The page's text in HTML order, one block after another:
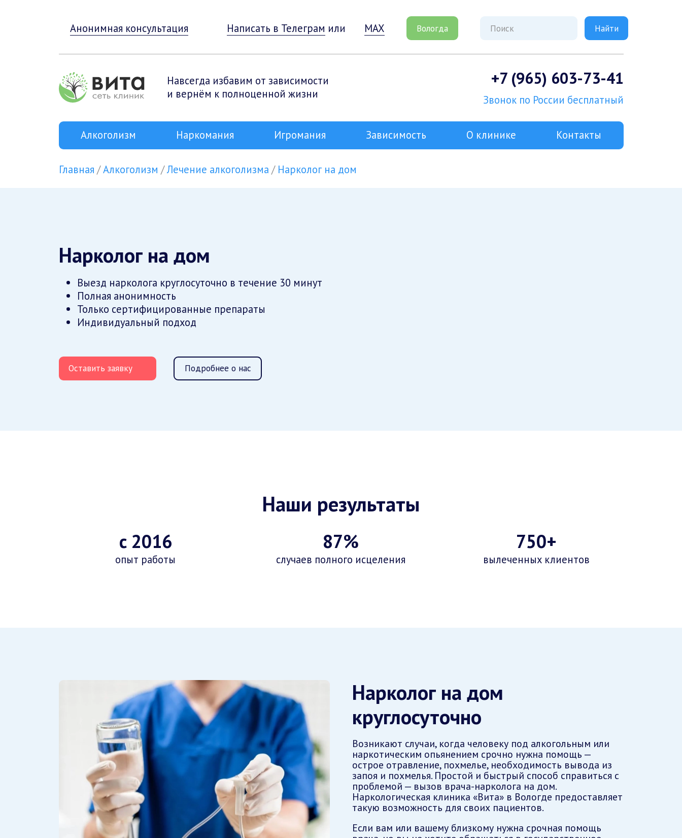
Анонимная консультация Написать в Телеграм или MAX Вологда
Навсегда избавим от зависимости
и вернём к полноценной жизни
+7 (965) 603-73-41
Звонок по России бесплатный
Алкоголизм Наркомания Игромания Зависимость О клинике Контакты
Главная Алкоголизм Лечение алкоголизма Нарколог на дом
Нарколог на дом
Выезд нарколога круглосуточно в течение 30 минут
Полная анонимность
Только сертифицированные препараты
Индивидуальный подход
Оставить заявку Подробнее о нас
Наши результаты
с 2016
опыт работы
87%
случаев полного исцеления
750+
вылеченных клиентов
Нарколог на дом
круглосуточно
Возникают случаи, когда человеку под алкогольным или
наркотическим опьянением срочно нужна помощь —
острое отравление, похмелье, необходимость вывода из
запоя и похмелья. Простой и быстрый способ справиться с
проблемой — вызов врача-нарколога на дом.
Наркологическая клиника «Вита» в Вологде предоставляет
такую возможность для своих пациентов.
Если вам или вашему близкому нужна срочная помощь